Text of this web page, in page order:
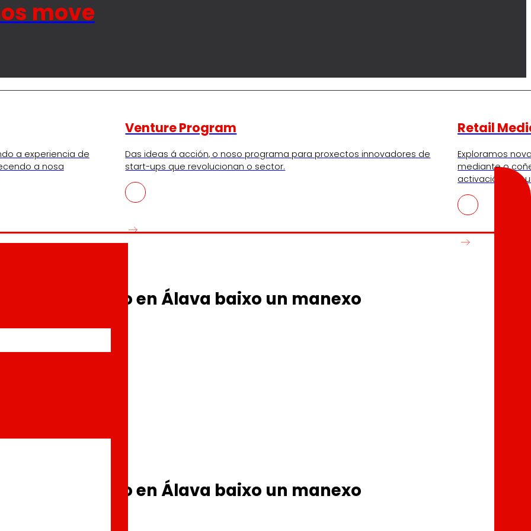
move
a experiencia de
a nosa
Venture Program
Das ideas á acción, o noso programa para proxectos innovadores de
start-ups que revolucionan o sector.
Retail
Exploramos
mediante o
activación no
de consumo en Álava baixo un manexo
de consumo en Álava baixo un manexo